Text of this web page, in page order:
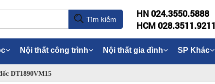
Tìm kiếm
HN 024.3550.5888
HCM 028.3511.9211
Nội thất công trình Nội thất gia đình SP Khác
DT1890VM15